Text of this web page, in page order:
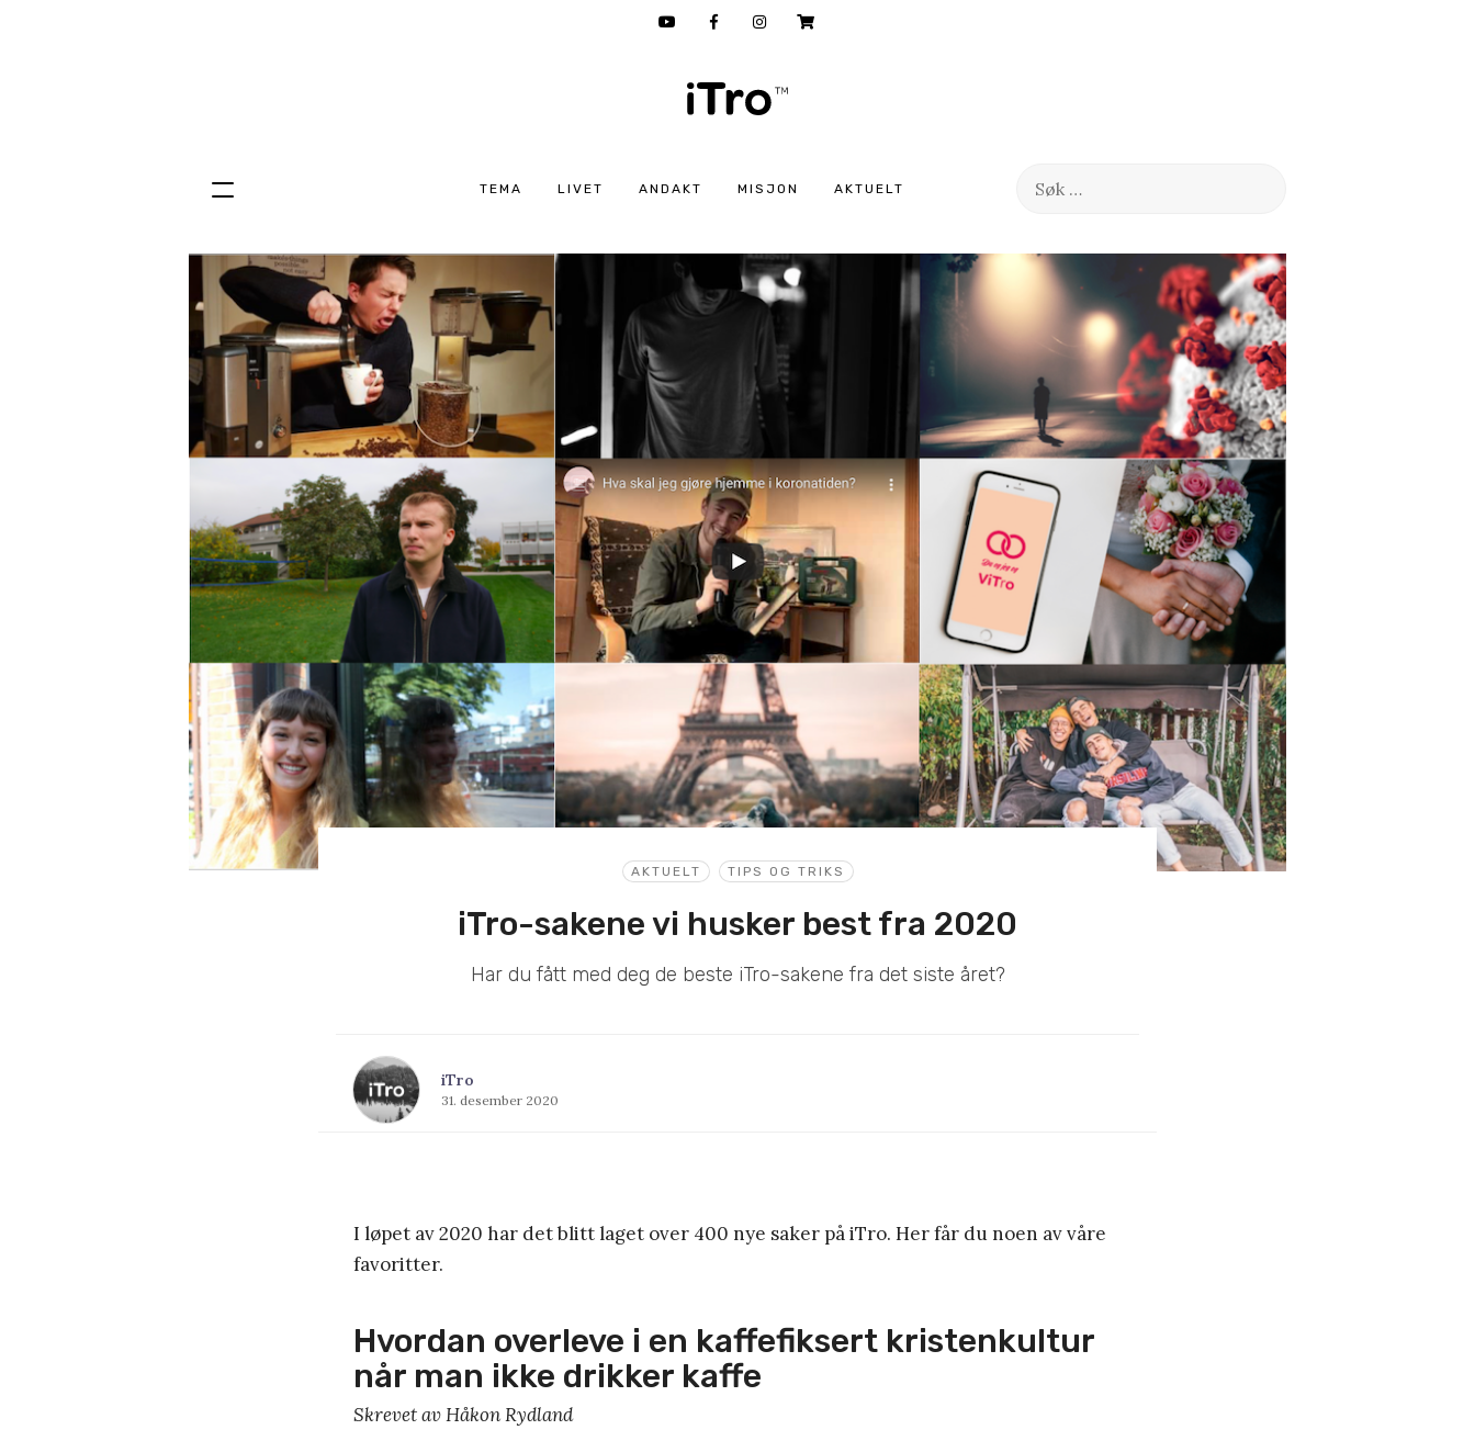
TEMA LIVET ANDAKT MISJON AKTUELT
Søk
Hopp
innhold
AKTUELT TIPS OG TRIKS
iTro-sakene vi husker best fra 2020
Har du fått med deg de beste iTro-sakene fra det siste året?
iTro
31. desember 2020
I løpet av 2020 har det blitt laget over 400 nye saker på iTro. Her får du noen av våre
favoritter.
Hvordan overleve i en kaffefiksert kristenkultur
når man ikke drikker kaffe
Skrevet av Håkon Rydland